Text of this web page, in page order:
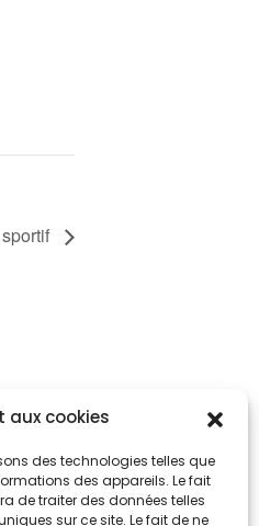
aux cookies
des technologies telles que
des appareils. Le fait
de traiter des données telles
sur ce site. Le fait de ne